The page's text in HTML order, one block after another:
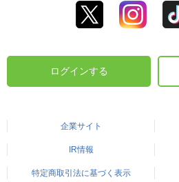
ログインする
企業サイト
IR情報
特定商取引法に基づく表示